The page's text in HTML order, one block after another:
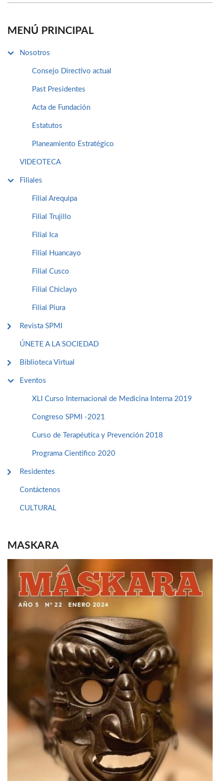
MENÚ PRINCIPAL
Nosotros
Consejo Directivo actual
Past Presidentes
Acta de Fundación
Estatutos
Planeamiento Estratégico
VIDEOTECA
Filiales
Filial Arequipa
Filial Trujillo
Filial Ica
Filial Huancayo
Filial Cusco
Filial Chiclayo
Filial Piura
Revista SPMI
ÚNETE A LA SOCIEDAD
Biblioteca Virtual
Eventos
XLI Curso Internacional de Medicina Interna 2019
Congreso SPMI -2021
Curso de Terapéutica y Prevención 2018
Programa Cientifico 2020
Residentes
Contáctenos
CULTURAL
MASKARA